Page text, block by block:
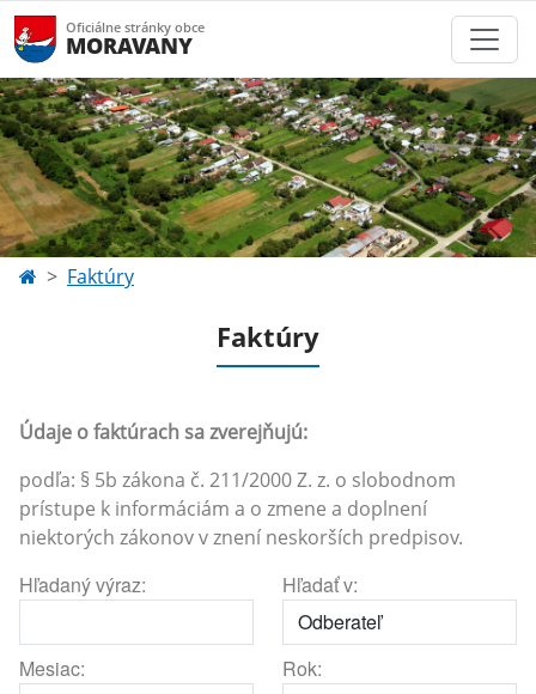
Oficiálne stránky obce
MORAVANY
Faktúry
Faktúry
Údaje o faktúrach sa zverejňujú:
podľa: § 5b zákona č. 211/2000 Z. z. o slobodnom
prístupe k informáciám a o zmene a doplnení
niektorých zákonov v znení neskorších predpisov.
Hľadaný výraz: Hľadať v:
Mesiac: Rok: